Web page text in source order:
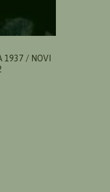
1937 / NOVI